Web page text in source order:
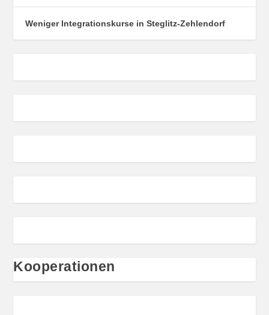
Weniger Integrationskurse in Steglitz-Zehlendorf
Kooperationen